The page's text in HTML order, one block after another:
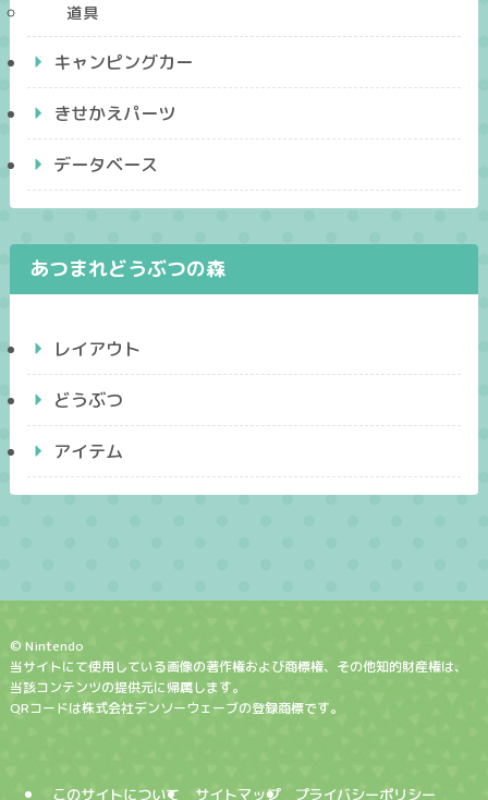
道具
キャンピングカー
きせかえパーツ
データベース
あつまれどうぶつの森
レイアウト
どうぶつ
アイテム
© Nintendo
当サイトにて使用している画像の著作権および商標権、その他知的財産権は、
当該コンテンツの提供元に帰属します。
QRコードは株式会社デンソーウェーブの登録商標です。
このサイトについて サイトマップ プライバシーポリシー